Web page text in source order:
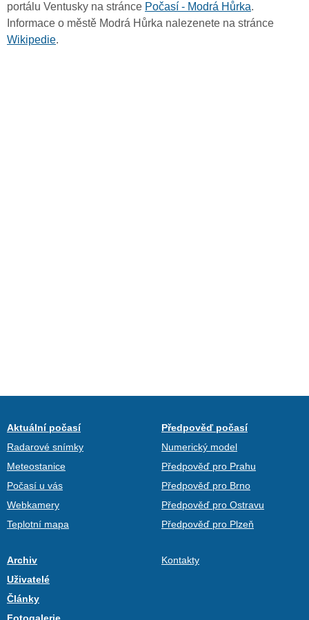
portálu Ventusky na stránce Počasí - Modrá Hůrka.
Informace o městě Modrá Hůrka nalezenete na stránce
Wikipedie.
Aktuální počasí
Radarové snímky
Meteostanice
Počasí u vás
Webkamery
Teplotní mapa
Předpověď počasí
Numerický model
Předpověď pro Prahu
Předpověď pro Brno
Předpověď pro Ostravu
Předpověď pro Plzeň
Archiv
Uživatelé
Články
Kontakty